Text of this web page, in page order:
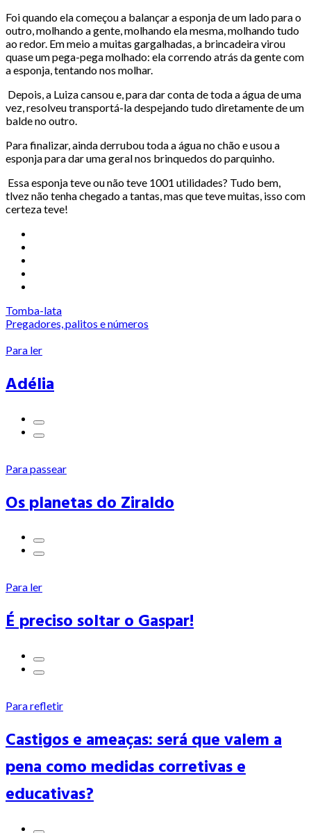
Foi quando ela começou a balançar a esponja de um lado para o
outro, molhando a gente, molhando ela mesma, molhando tudo
ao redor. Em meio a muitas gargalhadas, a brincadeira virou
quase um pega-pega molhado: ela correndo atrás da gente com
a esponja, tentando nos molhar.
Depois, a Luiza cansou e, para dar conta de toda a água de uma
vez, resolveu transportá-la despejando tudo diretamente de um
balde no outro.
Para finalizar, ainda derrubou toda a água no chão e usou a
esponja para dar uma geral nos brinquedos do parquinho.
Essa esponja teve ou não teve 1001 utilidades? Tudo bem,
tlvez não tenha chegado a tantas, mas que teve muitas, isso com
certeza teve!
Tomba-lata
Pregadores, palitos e números
Para ler
Adélia
Para passear
Os planetas do Ziraldo
Para ler
É preciso soltar o Gaspar!
Para refletir
Castigos e ameaças: será que valem a
pena como medidas corretivas e
educativas?